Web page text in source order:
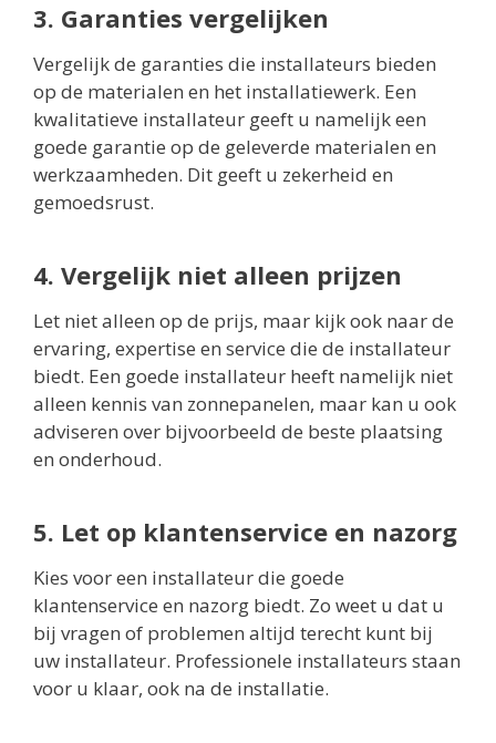
3. Garanties vergelijken
Vergelijk de garanties die installateurs bieden
op de materialen en het installatiewerk. Een
kwalitatieve installateur geeft u namelijk een
goede garantie op de geleverde materialen en
werkzaamheden. Dit geeft u zekerheid en
gemoedsrust.
4. Vergelijk niet alleen prijzen
Let niet alleen op de prijs, maar kijk ook naar de
ervaring, expertise en service die de installateur
biedt. Een goede installateur heeft namelijk niet
alleen kennis van zonnepanelen, maar kan u ook
adviseren over bijvoorbeeld de beste plaatsing
en onderhoud.
5. Let op klantenservice en nazorg
Kies voor een installateur die goede
klantenservice en nazorg biedt. Zo weet u dat u
bij vragen of problemen altijd terecht kunt bij
uw installateur. Professionele installateurs staan
voor u klaar, ook na de installatie.